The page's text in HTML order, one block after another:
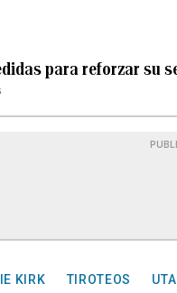
para reforzar su
KIRK TIROTEOS